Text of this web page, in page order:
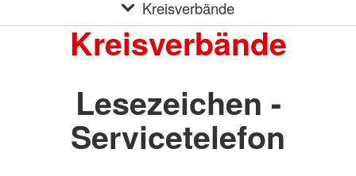
Kreisverbände
Kreisverbände
Lesezeichen -
Servicetelefon